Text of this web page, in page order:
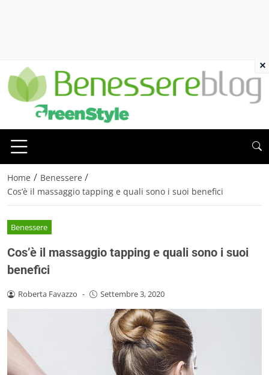
Home / Benessere /
Cos’è il massaggio tapping e quali sono i suoi benefici
Benessere
Cos’è il massaggio tapping e quali sono i suoi
benefici
Roberta Favazzo - Settembre 3, 2020
×